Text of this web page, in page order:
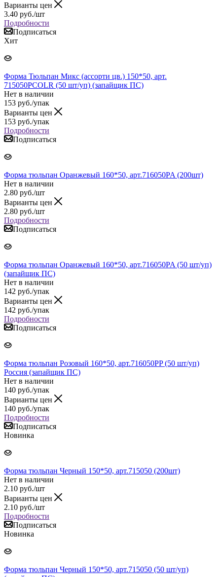
Варианты цен
3.40 руб./шт
Подробности
Подписаться
Хит
Форма Тюльпан Микс (ассорти цв.) 150*50, арт.
715050PCOLR (50 шт/уп) (запайщик ПС)
Нет в наличии
153 руб./упак
Варианты цен
153 руб./упак
Подробности
Подписаться
Форма тюльпан Оранжевый 160*50, арт.716050PA (200шт)
Нет в наличии
2.80 руб./шт
Варианты цен
2.80 руб./шт
Подробности
Подписаться
Форма тюльпан Оранжевый 160*50, арт.716050PA (50 шт/уп)
(запайщик ПС)
Нет в наличии
142 руб./упак
Варианты цен
142 руб./упак
Подробности
Подписаться
Форма тюльпан Розовый 160*50, арт.716050PP (50 шт/уп)
Россия (запайщик ПС)
Нет в наличии
140 руб./упак
Варианты цен
140 руб./упак
Подробности
Подписаться
Новинка
Форма тюльпан Черный 150*50, арт.715050 (200шт)
Нет в наличии
2.10 руб./шт
Варианты цен
2.10 руб./шт
Подробности
Подписаться
Новинка
Форма тюльпан Черный 150*50, арт.715050 (50 шт/уп)